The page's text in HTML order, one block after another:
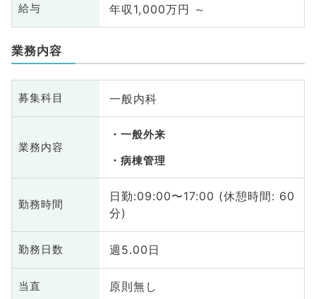
給与 年収1,000万円 ～
業務内容
募集科目 一般内科
業務内容
一般外来
病棟管理
勤務時間
日勤:09:00〜17:00 (休憩時間: 60
分)
勤務日数 週5.00日
当直 原則無し